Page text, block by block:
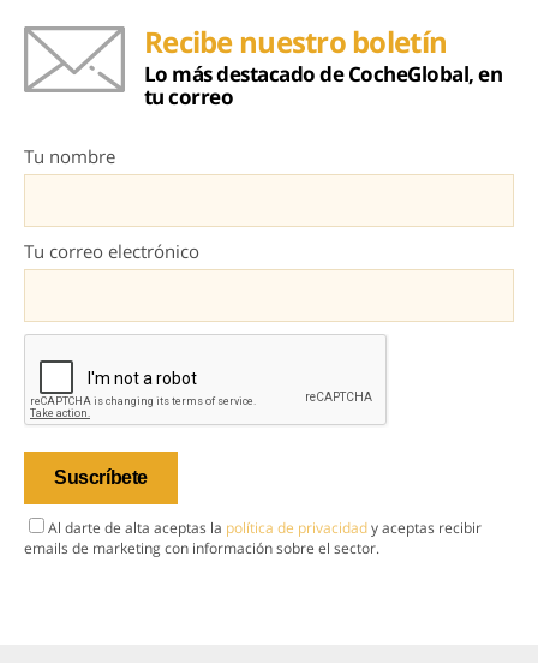
Recibe nuestro boletín
Lo más destacado de CocheGlobal, en
tu correo
Tu nombre
Tu correo electrónico
Al darte de alta aceptas la política de privacidady aceptas recibir
emails de marketing con información sobre el sector.